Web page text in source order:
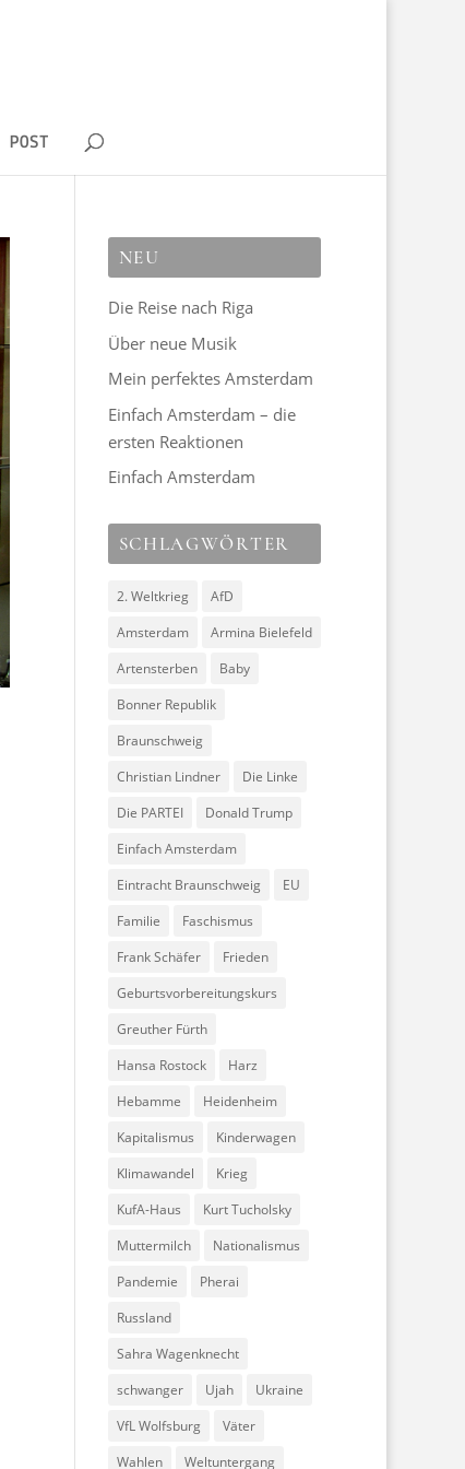
POST
NEU
Die Reise nach Riga
Über neue Musik
Mein perfektes Amsterdam
Einfach Amsterdam – die
ersten Reaktionen
Einfach Amsterdam
SCHLAGWÖRTER
2. Weltkrieg
AfD
Amsterdam
Armina Bielefeld
Artensterben
Baby
Bonner Republik
Braunschweig
Christian Lindner
Die Linke
Die PARTEI
Donald Trump
Einfach Amsterdam
Eintracht Braunschweig
EU
Familie
Faschismus
Frank Schäfer
Frieden
Geburtsvorbereitungskurs
Greuther Fürth
Hansa Rostock
Harz
Hebamme
Heidenheim
Kapitalismus
Kinderwagen
Klimawandel
Krieg
KufA-Haus
Kurt Tucholsky
Muttermilch
Nationalismus
Pandemie
Pherai
Russland
Sahra Wagenknecht
schwanger
Ujah
Ukraine
VfL Wolfsburg
Väter
Wahlen
Weltuntergang